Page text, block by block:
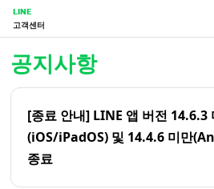
LINE
고객센터
공지사항
[종료 안내] LINE 앱 버전 14.6.3
(iOS/iPadOS) 및 14.4.6 미만
종료